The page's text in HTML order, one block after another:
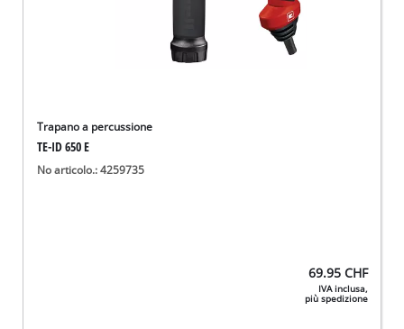
Trapano a percussione
TE-ID 650 E
No articolo.: 4259735
69.95 CHF
IVA inclusa,
più spedizione